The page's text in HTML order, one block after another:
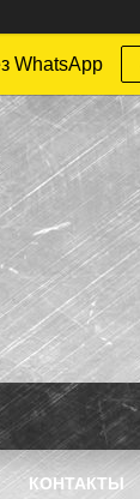
WhatsApp
КОНТАКТЫ